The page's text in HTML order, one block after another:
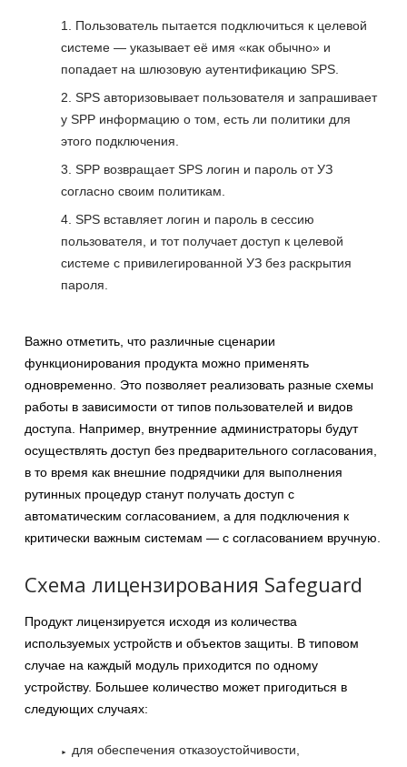
Пользователь пытается подключиться к целевой
системе — указывает её имя «как обычно» и
попадает на шлюзовую аутентификацию SPS.
SPS авторизовывает пользователя и запрашивает
у SPP информацию о том, есть ли политики для
этого подключения.
SPP возвращает SPS логин и пароль от УЗ
согласно своим политикам.
SPS вставляет логин и пароль в сессию
пользователя, и тот получает доступ к целевой
системе с привилегированной УЗ без раскрытия
пароля.
Важно отметить, что различные сценарии
функционирования продукта можно применять
одновременно. Это позволяет реализовать разные схемы
работы в зависимости от типов пользователей и видов
доступа. Например, внутренние администраторы будут
осуществлять доступ без предварительного согласования,
в то время как внешние подрядчики для выполнения
рутинных процедур станут получать доступ с
автоматическим согласованием, а для подключения к
критически важным системам — с согласованием вручную.
Схема лицензирования Safeguard
Продукт лицензируется исходя из количества
используемых устройств и объектов защиты. В типовом
случае на каждый модуль приходится по одному
устройству. Большее количество может пригодиться в
следующих случаях:
для обеспечения отказоустойчивости,